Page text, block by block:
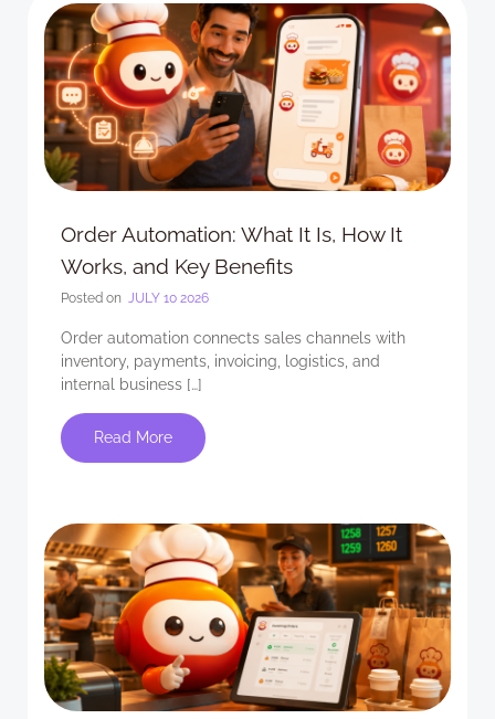
Order Automation: What It Is, How It
Works, and Key Benefits
Posted on JULY 10 2026
Order automation connects sales channels with
inventory, payments, invoicing, logistics, and
internal business […]
Read More